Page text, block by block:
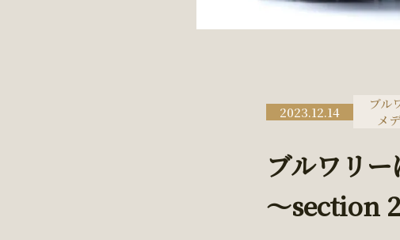
2023.12.14
ブル
メ
ブルワリ
～section